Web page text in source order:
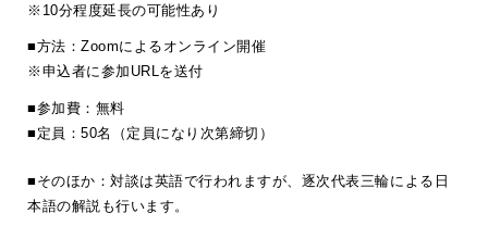
※10分程度延長の可能性あり
■方法：Zoomによるオンライン開催
※申込者に参加URLを送付
■参加費：無料
■定員：50名（定員になり次第締切）
■そのほか：対談は英語で行われますが、逐次代表三輪による日
本語の解説も行います。